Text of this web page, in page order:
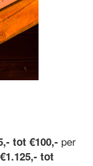
tot €100,- per
€1.125,- tot